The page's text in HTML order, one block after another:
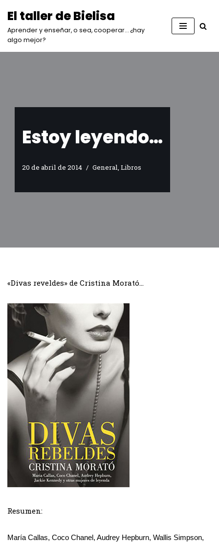
Saltar
al
contenido
El taller de Bielisa
Aprender y enseñar, o sea, cooperar… ¿hay
algo mejor?
Estoy leyendo…
20 de abril de 2014 General, Libros
«Divas reveldes» de Cristina Morató…
Resumen:
María Callas, Coco Chanel, Audrey Hepburn, Wallis Simpson,